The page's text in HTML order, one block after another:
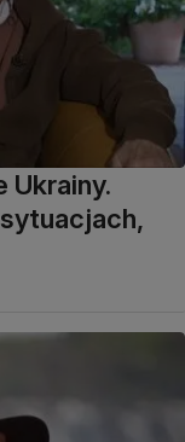
Ukrainy.